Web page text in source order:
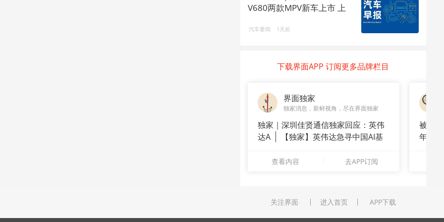
V680两款MPV新车上市 上
汽车要闻 1天前
下载界面APP 订阅更多品牌栏目
界面独家
独家消息，新鲜视角，尽在界面独家
独家｜深圳佳贤通信独家回应：英伟
达A
【独家】英伟达急寻中国AI基
查看内容 去APP订阅
被洪
年
关注界面 进入首页 APP下载